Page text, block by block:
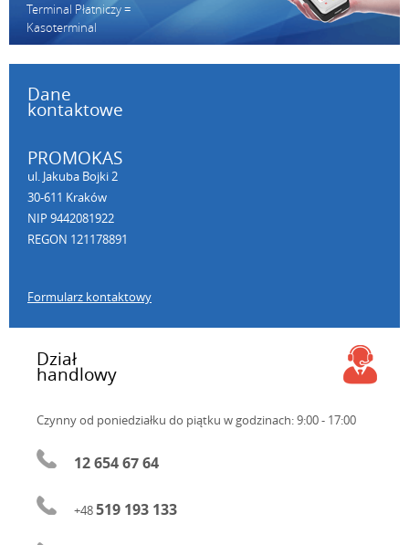
Terminal Płatniczy =
Kasoterminal
Dane
kontaktowe
PROMOKAS
ul. Jakuba Bojki 2
30-611 Kraków
NIP 9442081922
REGON 121178891
Formularz kontaktowy
Dział
handlowy
Czynny od poniedziałku do piątku w godzinach: 9:00 - 17:00
12 654 67 64
+48519 193 133